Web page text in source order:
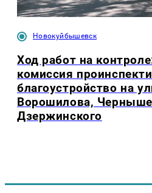
Новокуйбышевск
Ход работ на
комиссия
благоустройство на
Ворошилова,
Дзержинского